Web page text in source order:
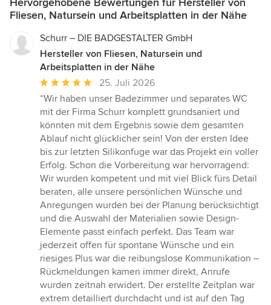
Fliesen, Natursein und Arbeitsplatten in der Nähe
Schurr – DIE BADGESTALTER GmbH
Hersteller von Fliesen, Natursein und
Arbeitsplatten in der Nähe
Durchschnittliche
Bewertung:
5
von
5
Sternen
25. Juli 2026
“Wir haben unser Badezimmer und separates WC
mit der Firma Schurr komplett grundsaniert und
könnten mit dem Ergebnis sowie dem gesamten
Ablauf nicht glücklicher sein! Von der ersten Idee
bis zur letzten Silikonfuge war das Projekt ein voller
Erfolg. Schon die Vorbereitung war hervorragend:
Wir wurden kompetent und mit viel Blick fürs Detail
beraten, alle unsere persönlichen Wünsche und
Anregungen wurden bei der Planung berücksichtigt
und die Auswahl der Materialien sowie Design-
Elemente passt einfach perfekt. Das Team war
jederzeit offen für spontane Wünsche und ein
riesiges Plus war die reibungslose Kommunikation –
Rückmeldungen kamen immer direkt, Anrufe
wurden zeitnah erwidert. Der erstellte Zeitplan war
extrem detailliert durchdacht und ist auf den Tag